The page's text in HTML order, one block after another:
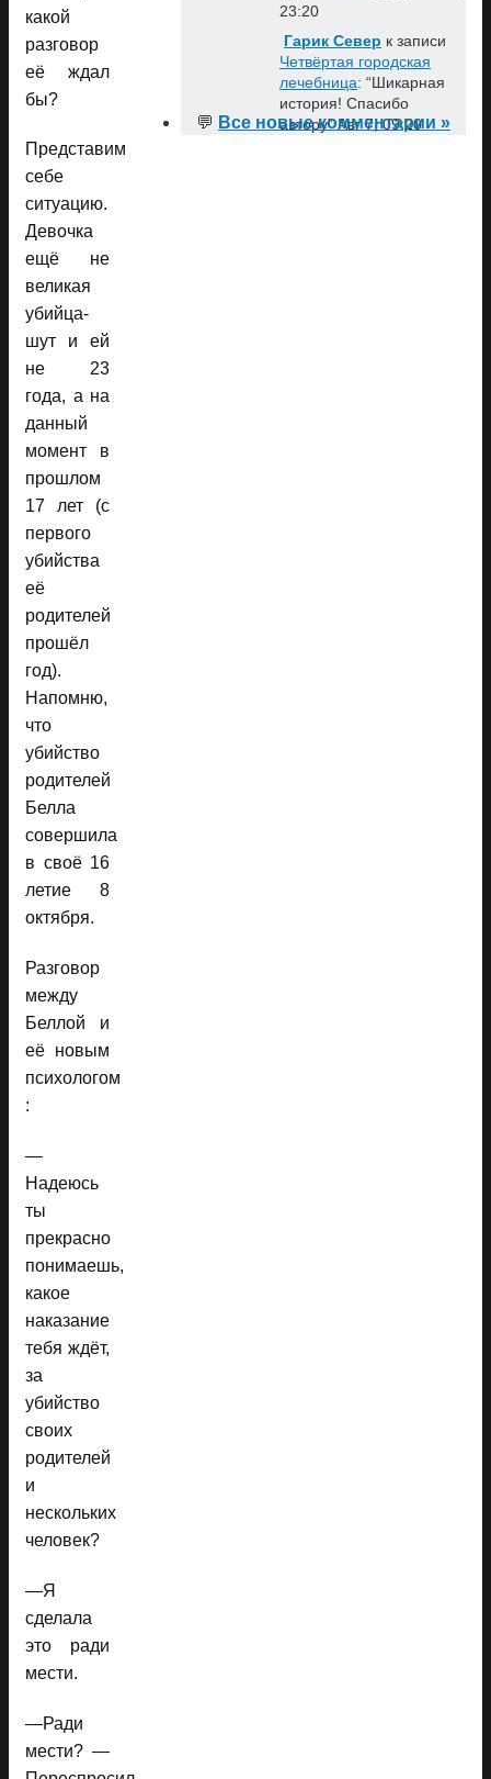
какой
разговор
её ждал
бы?
Представим
себе
ситуацию.
Девочка
ещё не
великая
убийца-
шут и ей
не 23
года, а на
данный
момент в
прошлом
17 лет (с
первого
убийства
её
родителей
прошёл
год).
Напомню,
что
убийство
родителей
Белла
совершила
в своё 16
летие 8
октября.
Разговор
между
Беллой и
её новым
психологом
:
—
Надеюсь
ты
прекрасно
понимаешь,
какое
наказание
тебя ждёт,
за
убийство
своих
родителей
и
нескольких
человек?
—Я
сделала
это ради
мести.
—Ради
мести? —
23:20
Гарик Север к записи
Четвёртая городская
лечебница: “Шикарная
история! Спасибо
автору”Авг 7, 09:20
💬 Все новые комментарии »